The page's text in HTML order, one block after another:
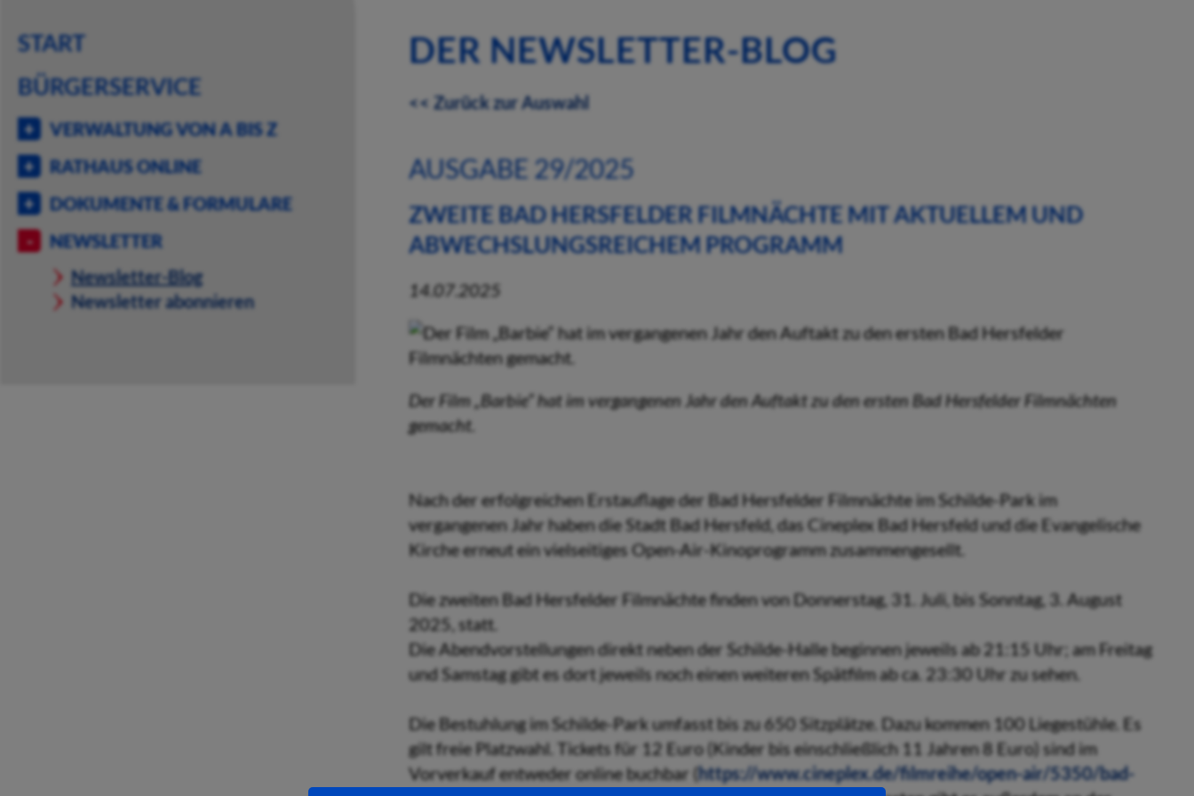
START
BÜRGERSERVICE
VERWALTUNG VON A BIS Z
RATHAUS ONLINE
DOKUMENTE & FORMULARE
NEWSLETTER
Newsletter-Blog
Newsletter abonnieren
DER NEWSLETTER-BLOG
<< Zurück zur Auswahl
AUSGABE 29/2025
ZWEITE BAD HERSFELDER FILMNÄCHTE MIT AKTUELLEM UND
ABWECHSLUNGSREICHEM PROGRAMM
14.07.2025
Der Film „Barbie“ hat im vergangenen Jahr den Auftakt zu den ersten Bad Hersfelder Filmnächten
gemacht.
Nach der erfolgreichen Erstauflage der Bad Hersfelder Filmnächte im Schilde-Park im
vergangenen Jahr haben die Stadt Bad Hersfeld, das Cineplex Bad Hersfeld und die Evangelische
Kirche erneut ein vielseitiges Open-Air-Kinoprogramm zusammengesellt.
Die zweiten Bad Hersfelder Filmnächte finden von Donnerstag, 31. Juli, bis Sonntag, 3. August
2025, statt.
Die Abendvorstellungen direkt neben der Schilde-Halle beginnen jeweils ab 21:15 Uhr; am Freitag
und Samstag gibt es dort jeweils noch einen weiteren Spätfilm ab ca. 23:30 Uhr zu sehen.
Die Bestuhlung im Schilde-Park umfasst bis zu 650 Sitzplätze. Dazu kommen 100 Liegestühle. Es
gilt freie Platzwahl. Tickets für 12 Euro (Kinder bis einschließlich 11 Jahren 8 Euro) sind im
Vorverkauf entweder online buchbar (https://www.cineplex.de/filmreihe/open-air/5350/bad-